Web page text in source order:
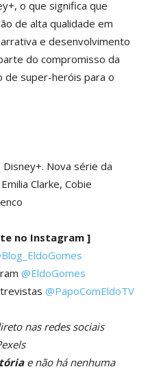
o que significa que
de alta qualidade em
e desenvolvimento
do compromisso da
de super-heróis para o
Nova série da
Clarke, Cobie
no Instagram ]
@EldoGomes
@PapoComEldoTV
nas redes sociais
e não há nenhuma